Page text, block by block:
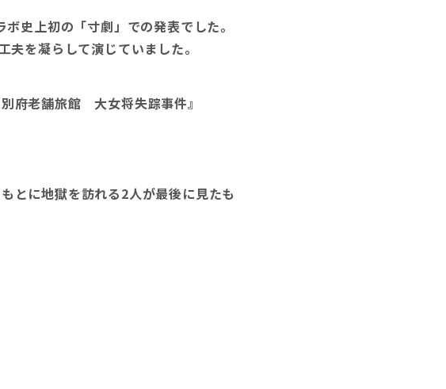
史上初の「寸劇」での発表でした。
を凝らして演じていました。
府老舗旅館 大女将失踪事件』
もとに地獄を訪れる2人が最後に見たも